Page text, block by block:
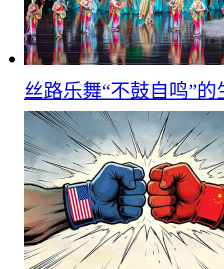
丝路乐舞“不鼓自鸣”